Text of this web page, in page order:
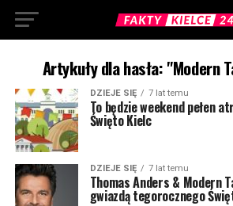
Artykuły dla hasła: "Modern
DZIEJE SIĘ 7 lat temu
To będzie weekend pełen
Święto Kielc
DZIEJE SIĘ 7 lat temu
Thomas Anders & Modern
gwiazdą tegorocznego